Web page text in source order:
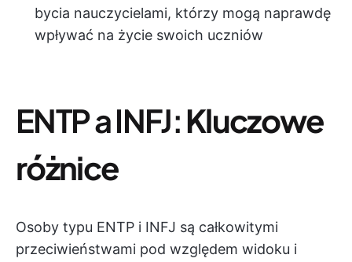
bycia nauczycielami, którzy mogą naprawdę
wpływać na życie swoich uczniów
ENTP a INFJ:Kluczowe
różnice
Osoby typu ENTP i INFJ są całkowitymi
przeciwieństwami pod względem widoku i